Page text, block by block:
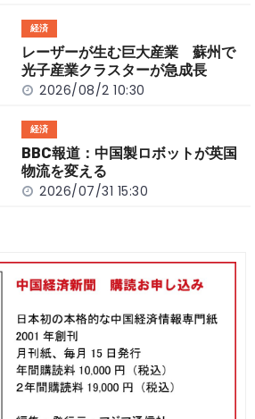
経済
レーザーが生む巨大産業 蘇州で
光子産業クラスターが急成長
2026/08/2 10:30
経済
BBC報道：中国製ロボットが英国
物流を変える
2026/07/31 15:30